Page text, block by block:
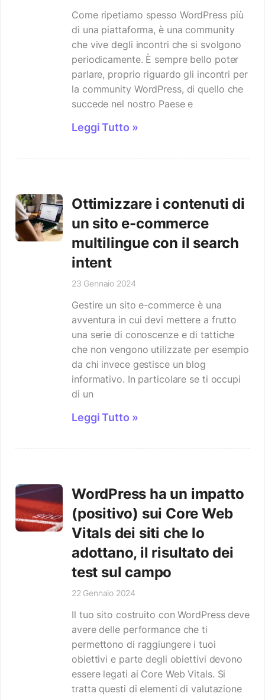
Come ripetiamo spesso WordPress più
di una piattaforma, è una community
che vive degli incontri che si svolgono
periodicamente. È sempre bello poter
parlare, proprio riguardo gli incontri per
la community WordPress, di quello che
succede nel nostro Paese e
Leggi Tutto »
Ottimizzare i contenuti di
un sito e-commerce
multilingue con il search
intent
23 Gennaio 2024
Gestire un sito e-commerce è una
avventura in cui devi mettere a frutto
una serie di conoscenze e di tattiche
che non vengono utilizzate per esempio
da chi invece gestisce un blog
informativo. In particolare se ti occupi
di un
Leggi Tutto »
WordPress ha un impatto
(positivo) sui Core Web
Vitals dei siti che lo
adottano, il risultato dei
test sul campo
22 Gennaio 2024
Il tuo sito costruito con WordPress deve
avere delle performance che ti
permettono di raggiungere i tuoi
obiettivi e parte degli obiettivi devono
essere legati ai Core Web Vitals. Si
tratta questi di elementi di valutazione